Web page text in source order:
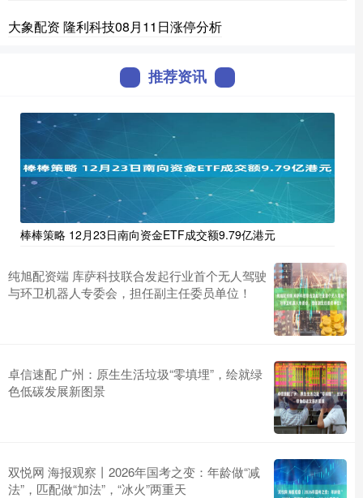
大象配资 隆利科技08月11日涨停分析
推荐资讯
棒棒策略 12月23日南向资金ETF成交额9.79亿港元
纯旭配资端 库萨科技联合发起行业首个无人驾驶
与环卫机器人专委会，担任副主任委员单位！
卓信速配 广州：原生生活垃圾“零填埋”，绘就绿
色低碳发展新图景
双悦网 海报观察丨2026年国考之变：年龄做“减
法”，匹配做“加法”，“冰火”两重天